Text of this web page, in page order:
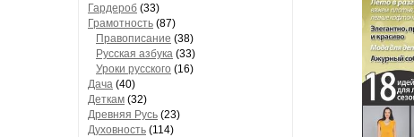
Гардероб (33)
Грамотность (87)
Правописание (38)
Русская азбука (33)
Уроки русского (16)
Дача (40)
Деткам (32)
Древняя Русь (23)
Духовность (114)